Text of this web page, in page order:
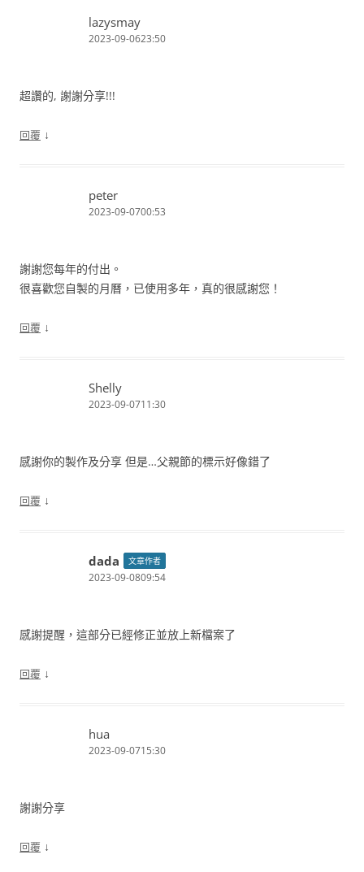
lazysmay
2023-09-0623:50
超讚的, 謝謝分享!!!
回覆 ↓
peter
2023-09-0700:53
謝謝您每年的付出。
很喜歡您自製的月曆，已使用多年，真的很感謝您！
回覆 ↓
Shelly
2023-09-0711:30
感謝你的製作及分享 但是…父親節的標示好像錯了
回覆 ↓
dada 文章作者
2023-09-0809:54
感謝提醒，這部分已經修正並放上新檔案了
回覆 ↓
hua
2023-09-0715:30
謝謝分享
回覆 ↓